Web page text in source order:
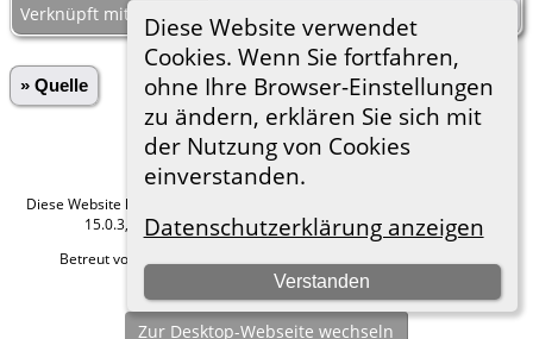
Diese Website verwendet
Cookies. Wenn Sie fortfahren,
ohne Ihre Browser-Einstellungen
zu ändern, erklären Sie sich mit
der Nutzung von Cookies
einverstanden.
Datenschutzerklärung anzeigen
Verstanden
Verknüpft mit
Ehen Kauffung 1837-04
» Quelle
Diese Website läuft mit
15.0.3, programmiert von Darrin Lythgoe © 2001-2026.
Betreut von
Hier geht es zum Impressum
Zur Desktop-Webseite wechseln